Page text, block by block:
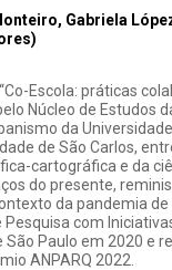
Gabriela
Escola: práticas
Núcleo de Estudos
da
de São Carlos,
cartográfica e da
do presente,
da pandemia
com
São Paulo em 2020 e
ANPARQ 2022.